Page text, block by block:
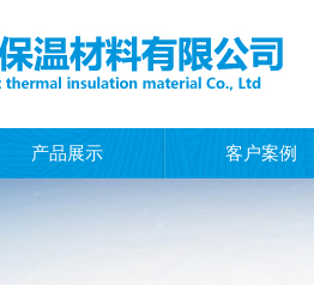
产品展示 客户案例